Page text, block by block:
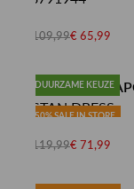
€ 109,99€ 65,99
DUURZAME KEUZE
50% SALE IN STORE
FABIENNE
ASTAN DRESS
€ 119,99€ 71,99